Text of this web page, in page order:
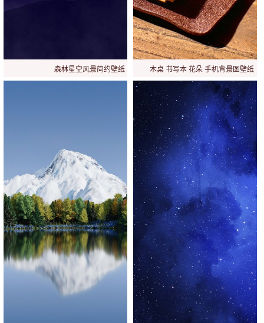
森林星空风景简约壁纸 木桌 书写本 花朵 手机背景图壁纸